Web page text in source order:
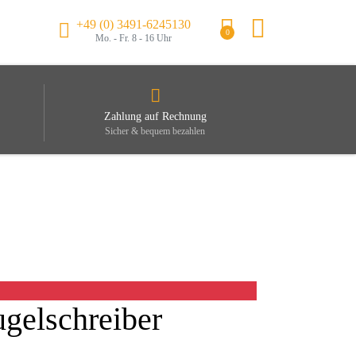
+49 (0) 3491-6245130
Mo. - Fr. 8 - 16 Uhr
0
Zahlung auf Rechnung
Sicher & bequem bezahlen